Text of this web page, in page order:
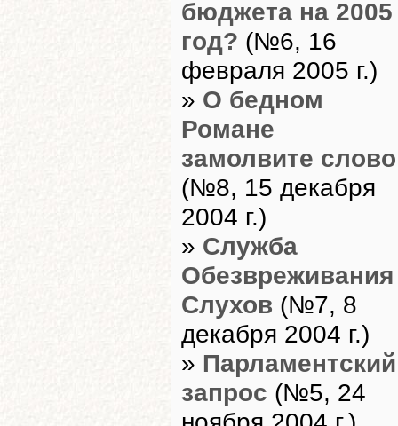
бюджета на 2005
год? (№6, 16
февраля 2005 г.)
» О бедном
Романе
замолвите слово
(№8, 15 декабря
2004 г.)
» Служба
Обезвреживания
Слухов (№7, 8
декабря 2004 г.)
» Парламентский
запрос (№5, 24